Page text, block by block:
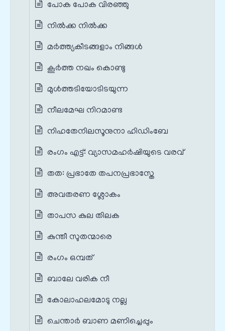
പോക പോക വിരഞ്ഞു
നില്‍ക്ക നില്‍ക്ക
മര്‍ത്ത്യകീടങ്ങളാം നിങ്ങള്‍
കൂര്‍ത്ത നഖം കൊണ്ടു
മുള്‍ത്തടിയോടിടയുന്ന
നീലമേഘ നിറമാണ്ട
നിഹതേനിലസൂനുനാ ഹിഡിംബേ
രംഗം എട്ട്: വ്യാസമഹർഷിയുടെ വരവ്
തത: പ്രഭാതേ തപനപ്രഭാസ്തേ
അവതരണ ശ്ലോകം
താപസ കുല തിലക
കുന്തീ സുതന്മാരെ
രംഗം ഒമ്പത്
ബാലേ വരിക നീ
കോലാഹലമോടു നല്ല
ചെന്താര്‍ ബാണ മണിച്ചെപ്പും